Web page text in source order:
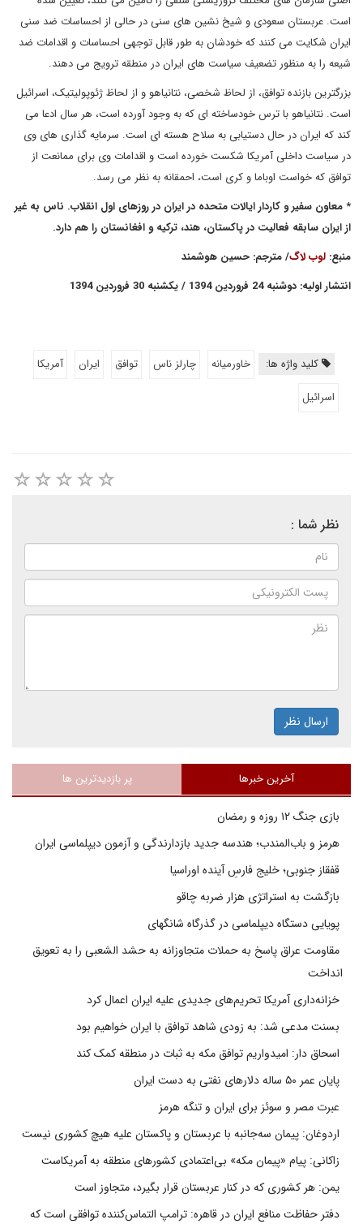
است. عربستان سعودی و شیخ نشین های سنی در حالی از احساسات ضد سنی
ایران شکایت می کنند که خودشان به طور قابل توجهی احساسات و اقدامات ضد
شیعه را به منظور تضعیف سیاست های ایران در منطقه ترویج می دهند.
بزرگترین بازنده توافق، از لحاظ شخصی، نتانیاهو و از لحاظ ژئوپولیتیک، اسرائیل
است. نتانیاهو با ترس خودساخته ای که به وجود آورده است، هر سال ادعا می
کند که ایران در حال دستیابی به سلاح هسته ای است. سرمایه گذاری های وی
در سیاست داخلی آمریکا شکست خورده است و اقدامات وی برای ممانعت از
توافق که خواست اوباما و کری است، احمقانه به نظر می رسد.
* معاون سفیر و کاردار ایالات متحده در ایران در روزهای اول انقلاب. ناس به غیر
از ایران سابقه فعالیت در پاکستان، هند، ترکیه و افغانستان را هم دارد.
منبع: لوب لاگ/ مترجم: حسین هوشمند
انتشار اولیه: دوشنبه 24 فروردین 1394 / یکشنبه 30 فروردین 1394
کلید واژه ها: خاورمیانه چارلز ناس توافق ايران
آمريكا
اسرائيل
نظر شما :
ارسال نظر
آخرین خبرها پر بازدیدترین ها
بازی جنگ ۱۲ روزه و رمضان
هرمز و باب‌المندب؛ هندسه جدید بازدارندگی و آزمون دیپلماسی ایران
قفقاز جنوبی؛ خلیج فارسِ آینده اوراسیا
بازگشت به استراتژی هزار ضربه چاقو
پویایی دستگاه دیپلماسی در گذرگاه شانگهای
مقاومت عراق پاسخ به حملات متجاوزانه به حشد الشعبی را به تعویق
انداخت
خزانه‌داری آمریکا تحریم‌های جدیدی علیه ایران اعمال کرد
بسنت مدعی شد: به زودی شاهد توافق با ایران خواهیم بود
اسحاق دار: امیدواریم توافق مکه به ثبات در منطقه کمک کند
پایان عمر ۵۰ ساله دلارهای نفتی به دست ایران
عبرت مصر و سوئز برای ایران و تنگه هرمز
اردوغان: پیمان سه‌جانبه با عربستان و پاکستان علیه هیچ کشوری نیست
زاکانی: پیام «پیمان مکه» بی‌اعتمادی کشورهای منطقه به آمریکاست
یمن: هر کشوری که در کنار عربستان قرار بگیرد، متجاوز است
دفتر حفاظت منافع ایران در قاهره: ترامپ التماس‌کننده توافقی است که